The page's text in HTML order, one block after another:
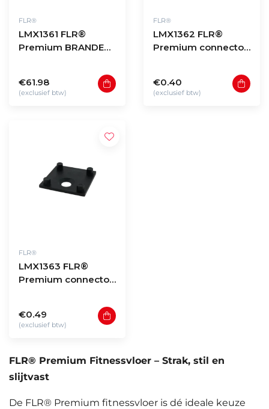
FLR®
LMX1361 FLR®
Premium BRANDED
€61.98
(exclusief btw)
FLR®
LMX1362 FLR®
Premium connector
€0.40
(exclusief btw)
FLR®
LMX1363 FLR®
Premium connector
€0.49
(exclusief btw)
FLR® Premium Fitnessvloer – Strak, stil en
slijtvast
De FLR® Premium fitnessvloer is dé ideale keuze